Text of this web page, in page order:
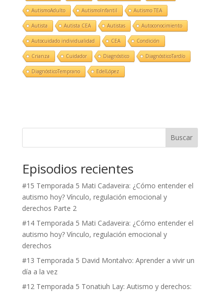
AutismoAdulto AutismoInfantil Autismo TEA
Autista Autista CEA Autistas Autoconocimiento
Autocuidado individualidad CEA Condición
Crianza Cuidador Diagnóstico DiagnósticoTardío
DiagnósticoTemprano EdelLópez
Buscar
Episodios recientes
#15 Temporada 5 Mati Cadaveira: ¿Cómo entender el
autismo hoy? Vínculo, regulación emocional y
derechos Parte 2
#14 Temporada 5 Mati Cadaveira: ¿Cómo entender el
autismo hoy? Vínculo, regulación emocional y
derechos
#13 Temporada 5 David Montalvo: Aprender a vivir un
día a la vez
#12 Temporada 5 Tonatiuh Lay: Autismo y derechos: